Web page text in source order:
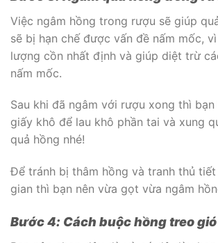
Việc ngâm hồng trong rượu sẽ giúp
sẽ bị hạn chế được vấn đề nấm mốc,
lượng cồn nhất định và giúp diệt trừ
nấm mốc.
Sau khi đã ngâm với rượu xong thì bạn
giấy khô để lau khô phần tai và xung
quả hồng nhé!
Để tránh bị thâm hồng và tranh thủ
gian thì bạn nên vừa gọt vừa ngâm
Bước 4: Cách buộc hồng treo gió